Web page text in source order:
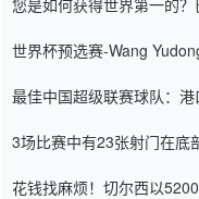
您是如何获得世界第一的
世界杯预选赛-Wang
最佳中国超级联赛球队：
3场比赛中有23张射门在底
花钱找麻烦！切尔西以